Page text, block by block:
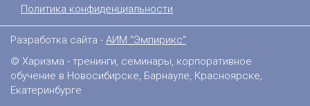
Политика конфиденциальности
Разработка сайта - АИМ "Эмпирикс"
© Харизма - тренинги, семинары, корпоративное
обучение в Новосибирске, Барнауле, Красноярске,
Екатеринбурге